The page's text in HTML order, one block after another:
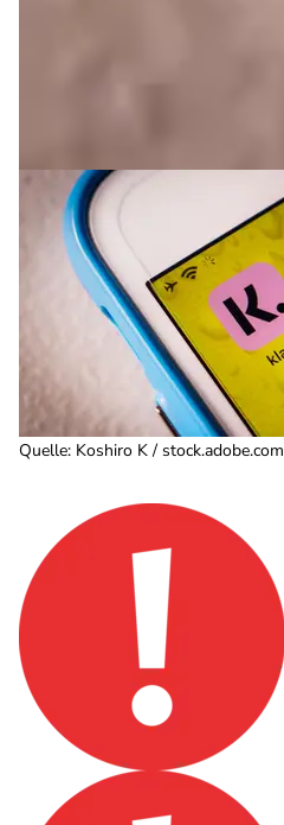
Quelle: Koshiro K / stock.adobe.com